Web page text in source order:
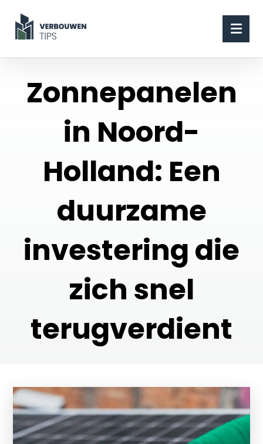
Zonnepanelen
in Noord-
Holland: Een
duurzame
investering die
zich snel
terugverdient